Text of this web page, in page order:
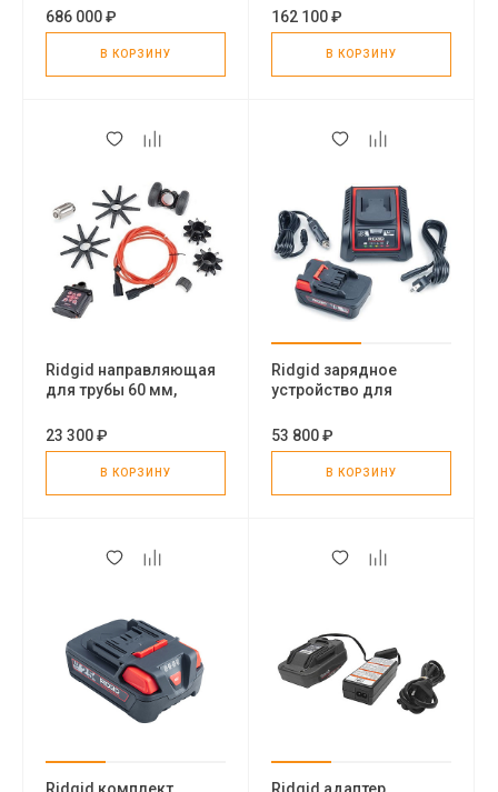
686 000 ₽
В КОРЗИНУ
162 100 ₽
В КОРЗИНУ
Ridgid направляющая
для трубы 60 мм,
30 мм (6 в упаковке)
23 300 ₽
В КОРЗИНУ
Ridgid зарядное
устройство для
аккумуляторов
повышенной
мощности, 220 В
53 800 ₽
В КОРЗИНУ